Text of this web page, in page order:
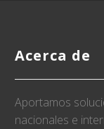
Acerca de
Aportamos
nacionales e